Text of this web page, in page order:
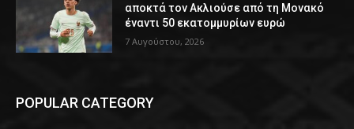
αποκτά τον Ακλιούσε από τη Μονακό
έναντι 50 εκατομμυρίων ευρώ
7 Αυγούστου, 2026
POPULAR CATEGORY